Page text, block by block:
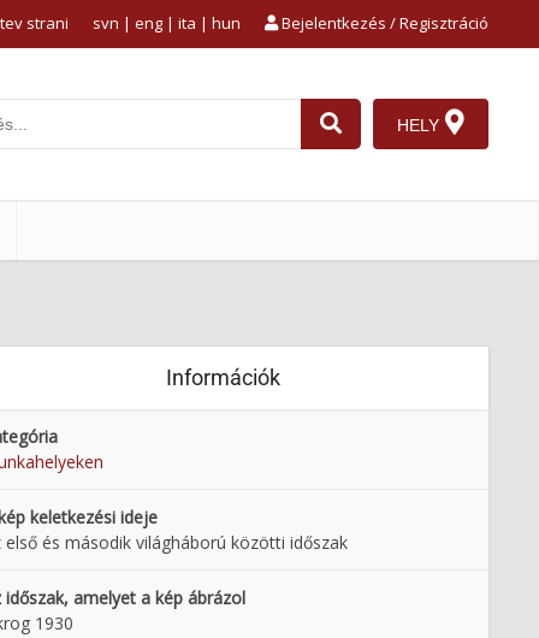
strani Bejelentkezés / Regisztráció
svn | eng | ita | hun
HELY
Információk
keletkezési ideje
első és második világháború közötti időszak
időszak, amelyet a kép ábrázol
1930